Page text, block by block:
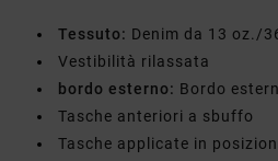
Tessuto: Denim da 13 oz./
Vestibilità rilassata
bordo esterno: Bordo
Tasche anteriori a sbuffo
Tasche applicate in